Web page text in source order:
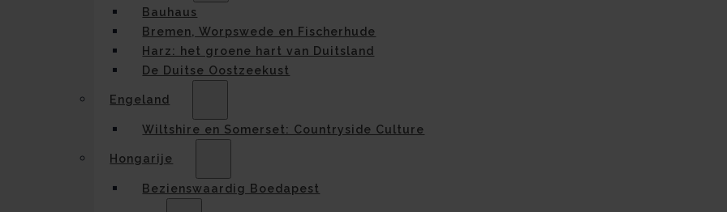
Bauhaus
Bremen, Worpswede en Fischerhude
Harz: het groene hart van Duitsland
De Duitse Oostzeekust
Engeland
Wiltshire en Somerset: Countryside Culture
Hongarije
Bezienswaardig Boedapest